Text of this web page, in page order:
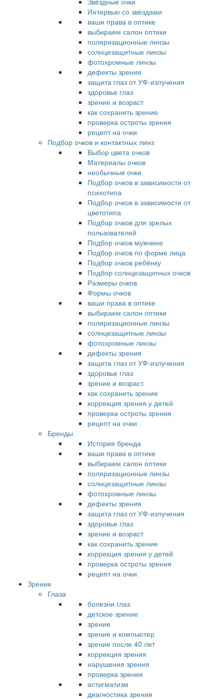
Интервью со звёздами
ваши права в оптике
выбираем салон оптики
поляризационные линзы
солнцезащитные линзы
фотохромные линзы
дефекты зрения
защита глаз от УФ-излучения
здоровье глаз
зрение и возраст
как сохранить зрение
проверка остроты зрения
рецепт на очки
Подбор очков и контактных линз
Выбор цвета очков
Материалы очков
необычные очки
Подбор очков в зависимости от
психотипа
Подбор очков в зависимости от
цветотипа
Подбор очков для зрелых
пользователей
Подбор очков мужчине
Подбор очков по форме лица
Подбор очков ребёнку
Подбор солнцезащитных очков
Размеры очков
Формы очков
ваши права в оптике
выбираем салон оптики
поляризационные линзы
солнцезащитные линзы
фотохромные линзы
дефекты зрения
защита глаз от УФ-излучения
здоровье глаз
зрение и возраст
как сохранить зрение
коррекция зрения у детей
проверка остроты зрения
рецепт на очки
Бренды
История бренда
ваши права в оптике
выбираем салон оптики
поляризационные линзы
солнцезащитные линзы
фотохромные линзы
дефекты зрения
защита глаз от УФ-излучения
здоровье глаз
зрение и возраст
как сохранить зрение
коррекция зрения у детей
проверка остроты зрения
рецепт на очки
Зрение
Глаза
болезни глаз
детское зрение
зрение
зрение и компьютер
зрение после 40 лет
коррекция зрения
нарушения зрения
проверка зрения
астигматизм
диагностика зрения